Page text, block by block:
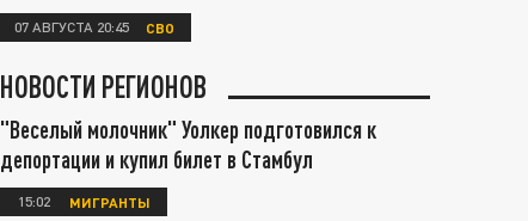
07 АВГУСТА 20:45 СВО
НОВОСТИ РЕГИОНОВ
"Веселый молочник" Уолкер подготовился к
депортации и купил билет в Стамбул
15:02 МИГРАНТЫ